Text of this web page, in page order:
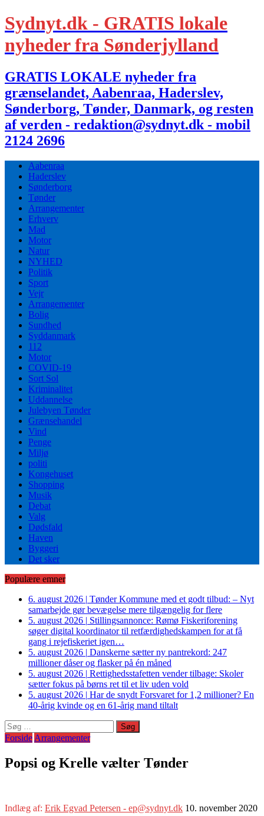
Sydnyt.dk - GRATIS lokale
nyheder fra Sønderjylland
GRATIS LOKALE nyheder fra
grænselandet, Aabenraa, Haderslev,
Sønderborg, Tønder, Danmark, og resten
af verden - redaktion@sydnyt.dk - mobil
2124 2696
Aabenraa
Haderslev
Sønderborg
Tønder
Arrangementer
Erhverv
Mad
Motor
Natur
NYHED
Politik
Sport
Vejr
Arrangementer
Bolig
Sundhed
Syddanmark
112
Motor
COVID-19
Sort Sol
Kriminalitet
Uddannelse
Julebyen Tønder
Grænsehandel
Vind
Penge
Miljø
politi
Kongehuset
Shopping
Musik
Debat
Valg
Dødsfald
Haven
Byggeri
Det sker
Populære emner
6. august 2026 | Tønder Kommune med et godt tilbud: – Nyt
samarbejde gør bevægelse mere tilgængelig for flere
5. august 2026 | Stillingsannonce: Rømø Fiskeriforening
søger digital koordinator til retfærdighedskampen for at få
gang i rejefiskeriet igen…
5. august 2026 | Danskerne sætter ny pantrekord: 247
millioner dåser og flasker på én måned
5. august 2026 | Rettighedsstafetten vender tilbage: Skoler
sætter fokus på børns ret til et liv uden vold
5. august 2026 | Har de snydt Forsvaret for 1,2 millioner? En
40-årig kvinde og en 61-årig mand tiltalt
Søg
efter:
Forside Arrangementer
Popsi og Krelle vælter Tønder
Indlæg af: Erik Egvad Petersen - ep@sydnyt.dk 10. november 2020